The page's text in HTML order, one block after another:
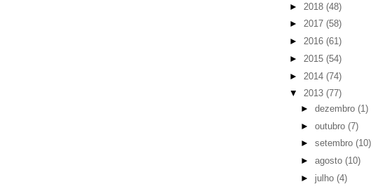
► 2018 (48)
► 2017 (58)
► 2016 (61)
► 2015 (54)
► 2014 (74)
▼ 2013 (77)
► dezembro (1)
► outubro (7)
► setembro (10)
► agosto (10)
► julho (4)